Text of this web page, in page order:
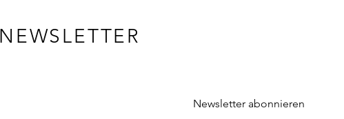
Newsletter abonnieren
NEWSLETTER